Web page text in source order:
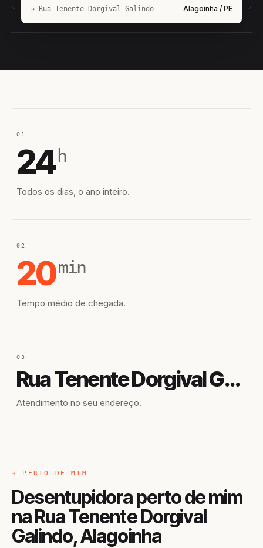
→ Rua Tenente Dorgival Galindo Alagoinha / PE
01
24 h
Todos os dias, o ano inteiro.
02
20min
Tempo médio de chegada.
03
Rua Tenente Dorgival Galindo
Atendimento no seu endereço.
→ PERTO DE MIM
Desentupidora perto de mim
na Rua Tenente Dorgival
Galindo, Alagoinha